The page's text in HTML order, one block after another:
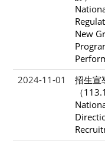
New
2024-11-01
招生宣
（